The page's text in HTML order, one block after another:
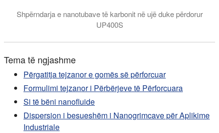
Shpërndarja e nanotubave të karbonit në ujë duke përdorur
UP400S
Tema të ngjashme
Përgatitja tejzanor e gomës së përforcuar
Formulimi tejzanor i Përbërjeve të Përforcuara
Si të bëni nanofluide
Dispersion i besueshëm i Nanogrimcave për Aplikime
Industriale